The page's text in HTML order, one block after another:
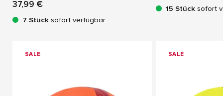
37,99 €
7 Stück sofort verfügbar
15 Stück sofort
SALE SALE